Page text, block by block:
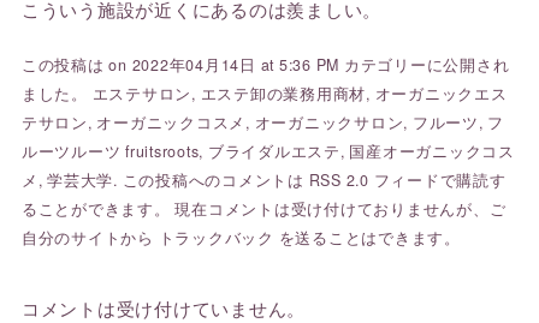
こういう施設が近くにあるのは羨ましい。
この投稿は on 2022年04月14日 at 5:36 PM カテゴリーに公開され
ました。 エステサロン, エステ卸の業務用商材, オーガニックエス
テサロン, オーガニックコスメ , オーガニックサロン, フルーツ, フ
ルーツルーツ fruitsroots, ブライダルエステ, 国産オーガニックコス
メ ,学芸大学. この投稿へのコメントは RSS 2.0 フィードで購読す
ることができます。 現在コメントは受け付けておりませんが、ご
自分のサイトから
トラックバック を送ることはできます。
コメントは受け付けていません。